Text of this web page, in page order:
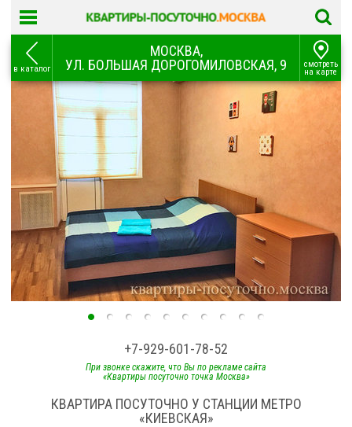
МОСКВА,
УЛ. БОЛЬШАЯ ДОРОГОМИЛОВСКАЯ, 9
в каталог смотреть
на карте
+7-929-601-78-52
При звонке скажите, что Вы по рекламе сайта
«Квартиры посуточно точка Москва»
КВАРТИРА ПОСУТОЧНО У СТАНЦИИ МЕТРО
«КИЕВСКАЯ»